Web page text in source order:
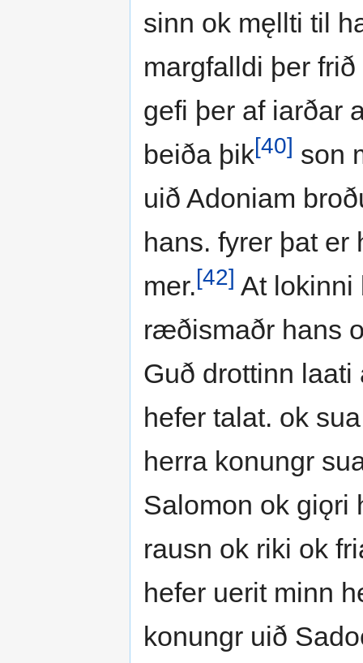
sinn ok męllti til
margfalldi þer
gefi þer af iarðar
beiða þik[40] son
uið Adoniam
hans. fyrer þat er
mer.[42] At lokinni
ræðismaðr hans
Guð drottinn laati
hefer talat. ok
herra konungr
Salomon ok giǫri
rausn ok riki ok
hefer uerit minn
konungr uið